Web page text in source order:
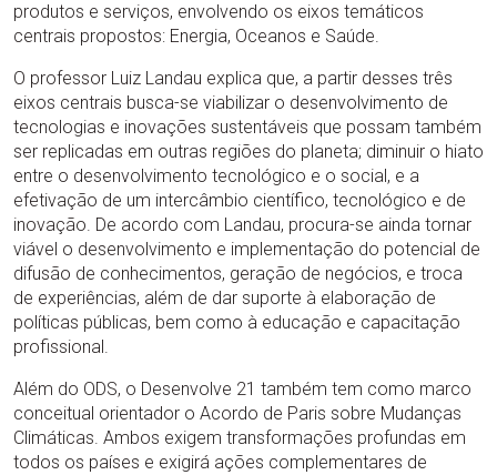
produtos e serviços, envolvendo os eixos temáticos
centrais propostos: Energia, Oceanos e Saúde.
O professor Luiz Landau explica que, a partir desses três
eixos centrais busca-se viabilizar o desenvolvimento de
tecnologias e inovações sustentáveis que possam também
ser replicadas em outras regiões do planeta; diminuir o hiato
entre o desenvolvimento tecnológico e o social, e a
efetivação de um intercâmbio científico, tecnológico e de
inovação. De acordo com Landau, procura-se ainda tornar
viável o desenvolvimento e implementação do potencial de
difusão de conhecimentos, geração de negócios, e troca
de experiências, além de dar suporte à elaboração de
políticas públicas, bem como à educação e capacitação
profissional.
Além do ODS, o Desenvolve 21 também tem como marco
conceitual orientador o Acordo de Paris sobre Mudanças
Climáticas. Ambos exigem transformações profundas em
todos os países e exigirá ações complementares de